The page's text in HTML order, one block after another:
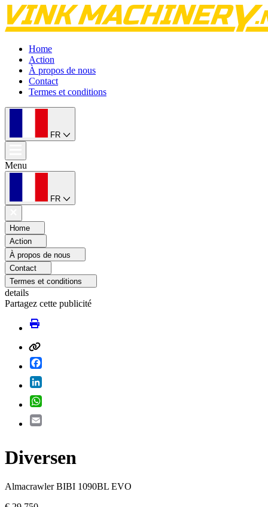
Home
Action
À propos de nous
Contact
Termes et conditions
FR
Menu
FR
Home
Action
À propos de nous
Contact
Termes et conditions
details
Partagez cette publicité
Diversen
Almacrawler BIBI 1090BL EVO